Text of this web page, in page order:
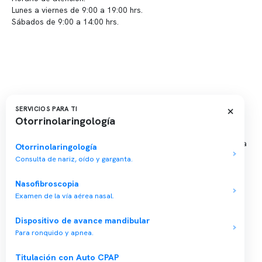
Lunes a viernes de 9:00 a 19:00 hrs.
Sábados de 9:00 a 14:00 hrs.
Reserva tu hora
Agenda tu consulta médica o examen del sueño de forma rápida
y segura.
Valor consulta médica
Evaluación online
SERVICIOS PARA TI
Otorrinolaringología
×
Otorrinolaringología
Consulta de nariz, oído y garganta.
Nasofibroscopia
Examen de la vía aérea nasal.
Dispositivo de avance mandibular
Para ronquido y apnea.
Titulación con Auto CPAP